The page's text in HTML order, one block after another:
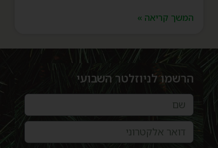
המשך קריאה »
הרשמו לניוזלטר השבועי